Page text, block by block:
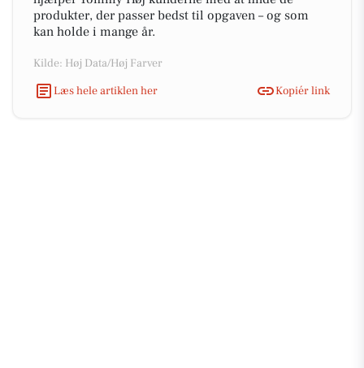
produkter, der passer bedst til opgaven – og som
kan holde i mange år.
Kilde: Høj Data/Høj Farver
Læs hele artiklen her
Kopiér link